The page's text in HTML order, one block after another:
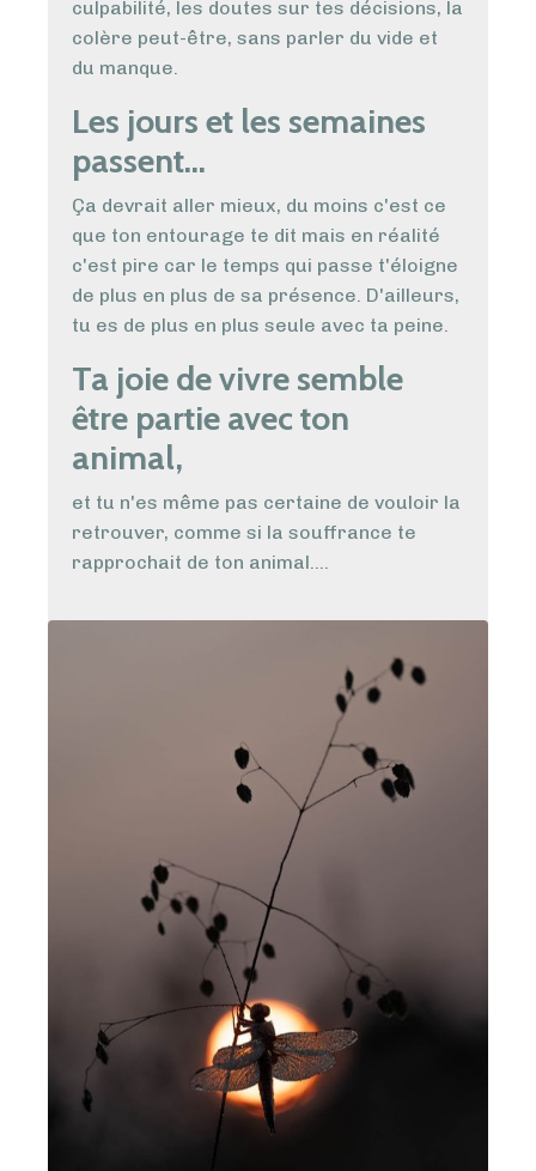
culpabilité, les doutes sur tes décisions, la
colère peut-être, sans parler du vide et
du manque.
Les jours et les semaines
passent...
Ça devrait aller mieux, du moins c'est ce
que ton entourage te dit mais en réalité
c'est pire car le temps qui passe t'éloigne
de plus en plus de sa présence. D'ailleurs,
tu es de plus en plus seule avec ta peine.
Ta joie de vivre semble
être partie avec ton
animal,
et tu n'es même pas certaine de vouloir la
retrouver, comme si la souffrance te
rapprochait de ton animal....